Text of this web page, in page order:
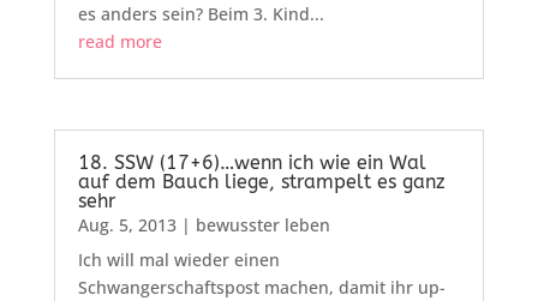
es anders sein? Beim 3. Kind...
read more
18. SSW (17+6)…wenn ich wie ein Wal
auf dem Bauch liege, strampelt es ganz
sehr
Aug. 5, 2013| bewusster leben
Ich will mal wieder einen
Schwangerschaftspost machen, damit ihr up-